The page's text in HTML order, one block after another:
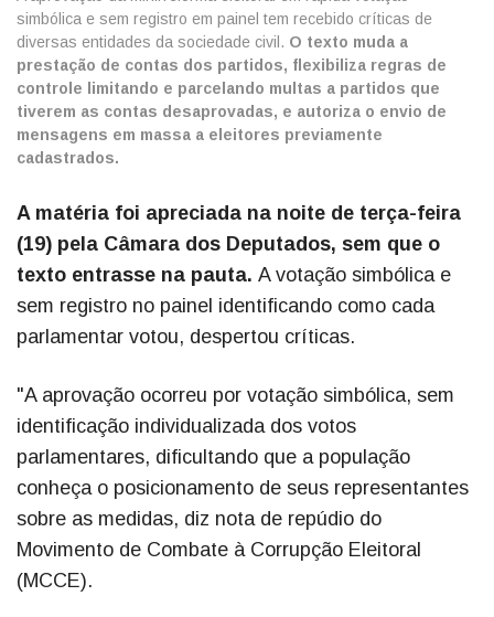
simbólica e sem registro em painel tem recebido críticas de
diversas entidades da sociedade civil. O texto muda a
prestação de contas dos partidos, flexibiliza regras de
controle limitando e parcelando multas a partidos que
tiverem as contas desaprovadas, e autoriza o envio de
mensagens em massa a eleitores previamente
cadastrados.
A matéria foi apreciada na noite de terça-feira
(19) pela Câmara dos Deputados, sem que o
texto entrasse na pauta. A votação simbólica e
sem registro no painel identificando como cada
parlamentar votou, despertou críticas.
"A aprovação ocorreu por votação simbólica, sem
identificação individualizada dos votos
parlamentares, dificultando que a população
conheça o posicionamento de seus representantes
sobre as medidas, diz nota de repúdio do
Movimento de Combate à Corrupção Eleitoral
(MCCE).